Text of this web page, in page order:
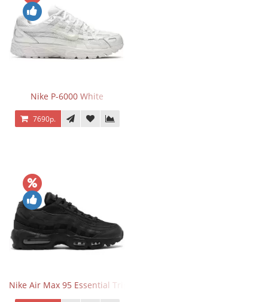
Nike P-6000 White
7690р.
Nike Air Max 95 Essential Triple Black